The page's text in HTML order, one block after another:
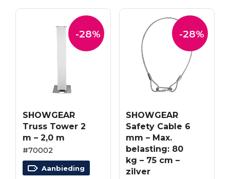
-28%
SHOWGEAR
Truss Tower 2
m – 2,0 m
#70002
Aanbieding
-28%
SHOWGEAR
Safety Cable 6
mm – Max.
belasting: 80
kg – 75 cm –
zilver